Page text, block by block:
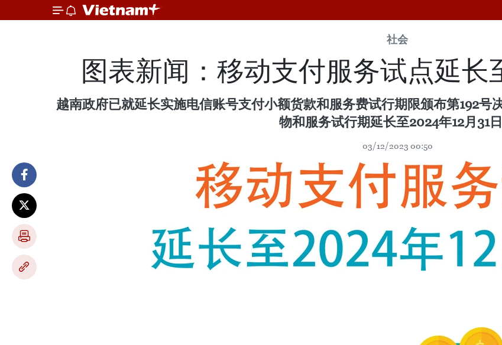
社会
图表新闻：移动支付服务试点延长
越南政府已就延长实施电信账号支付小额货款和服务费试行期限颁布第192号
物和服务试行期延长至2024年12月31日
03/12/2023 00:50